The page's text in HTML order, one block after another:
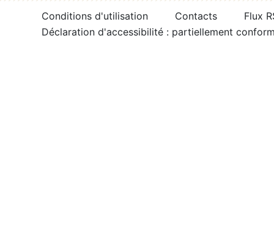
Conditions d'utilisation Contacts
Flux
Déclaration d'accessibilité : partiellement